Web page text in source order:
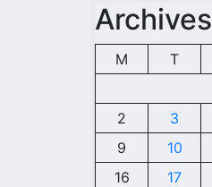
Archives
M T
2
3
9
10
16
17